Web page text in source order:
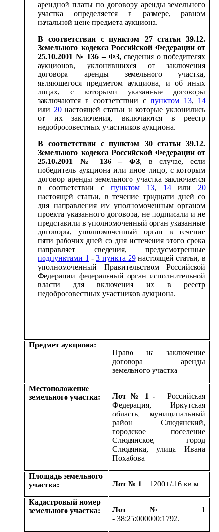
арендной платы по договору аренды земельного
участка определяется в размере, равном
начальной цене предмета аукциона.
В соответствии с пунктом 27 статьи 39.12.
Земельного кодекса Российской Федерации от
25.10.2001 № 136 – ФЗ,сведения о победителях
аукционов, уклонившихся от заключения
договора аренды земельного участка,
являющегося предметом аукциона, и об иных
лицах, с которыми указанные договоры
заключаются в соответствии с пунктом 13, 14
или 20настоящей статьи и которые уклонились
от их заключения, включаются в реестр
недобросовестных участников аукциона.
В соответствии с пунктом 30 статьи 39.12.
Земельного кодекса Российской Федерации от
25.10.2001 № 136 – ФЗ, в случае, если
победитель аукциона или иное лицо, с которым
договор аренды земельного участка заключается
в соответствии с пунктом 13, 14 или 20
настоящей статьи, в течение тридцати дней со
дня направления им уполномоченным органом
проекта указанного договора, не подписали и не
представили в уполномоченный орган указанные
договоры, уполномоченный орган в течение
пяти рабочих дней со дня истечения этого срока
направляет сведения, предусмотренные
подпунктами 1 -3 пункта 29настоящей статьи, в
уполномоченный Правительством Российской
Федерации федеральный орган исполнительной
власти для включения их в реестр
недобросовестных участников аукциона.
Предмет аукциона:
Право на заключение
договора аренды
земельного участка
Местоположение
земельного участка:
Лот № 1 -
Российская
Федерация, Иркутская
область, муниципальный
район Слюдянский,
городское поселение
Слюдянское, город
Слюдянка, улица Ивана
Похабова
Площадь земельного
участка:
Лот № 1 – 1200+/-16 кв.м.
Кадастровый номер
земельного участка:
Лот № 1
-38:25:000000:1792.